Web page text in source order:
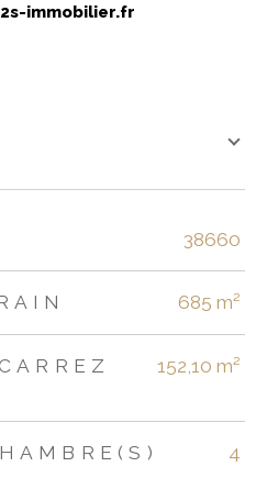
immobilier.fr
TRAD_ZEPHYR_Valeurs
38660
685 m²
152,10 m²
4